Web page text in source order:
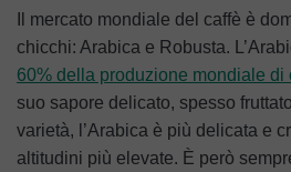
Il mercato mondiale del caffè è
chicchi: Arabica e Robusta.
60% della produzione mondiale di
suo sapore delicato, spesso
varietà, l’Arabica è più delicata e
altitudini più elevate. È però